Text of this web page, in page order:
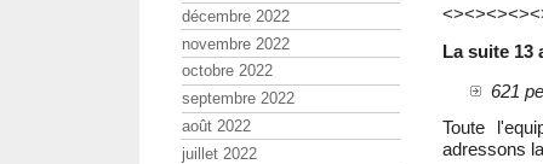
La suite 13
621
Toute
adressons
décembre 2022
novembre 2022
octobre 2022
septembre 2022
août 2022
juillet 2022